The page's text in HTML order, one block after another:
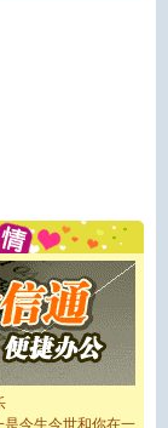
我！
而是这样的日子才
乐!新年要快乐!天
的日子里,愿幸福,
在.圣诞快乐!
充电；没有你我会
抱你是我特长，吻
今生今世和你在一